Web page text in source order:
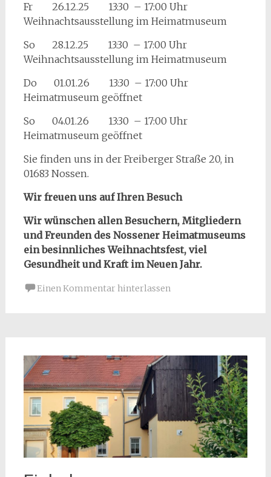
Fr 26.12.25 13:30 – 17:00 Uhr
Weihnachtsausstellung im Heimatmuseum
So 28.12.25 13:30 – 17:00 Uhr
Weihnachtsausstellung im Heimatmuseum
Do 01.01.26 13:30 – 17:00 Uhr
Heimatmuseum geöffnet
So 04.01.26 13:30 – 17:00 Uhr
Heimatmuseum geöffnet
Sie finden uns in der Freiberger Straße 20, in
01683 Nossen.
Wir freuen uns auf Ihren Besuch
Wir wünschen allen Besuchern, Mitgliedern
und Freunden des Nossener Heimatmuseums
ein besinnliches Weihnachtsfest, viel
Gesundheit und Kraft im Neuen Jahr.
Einen Kommentar hinterlassen